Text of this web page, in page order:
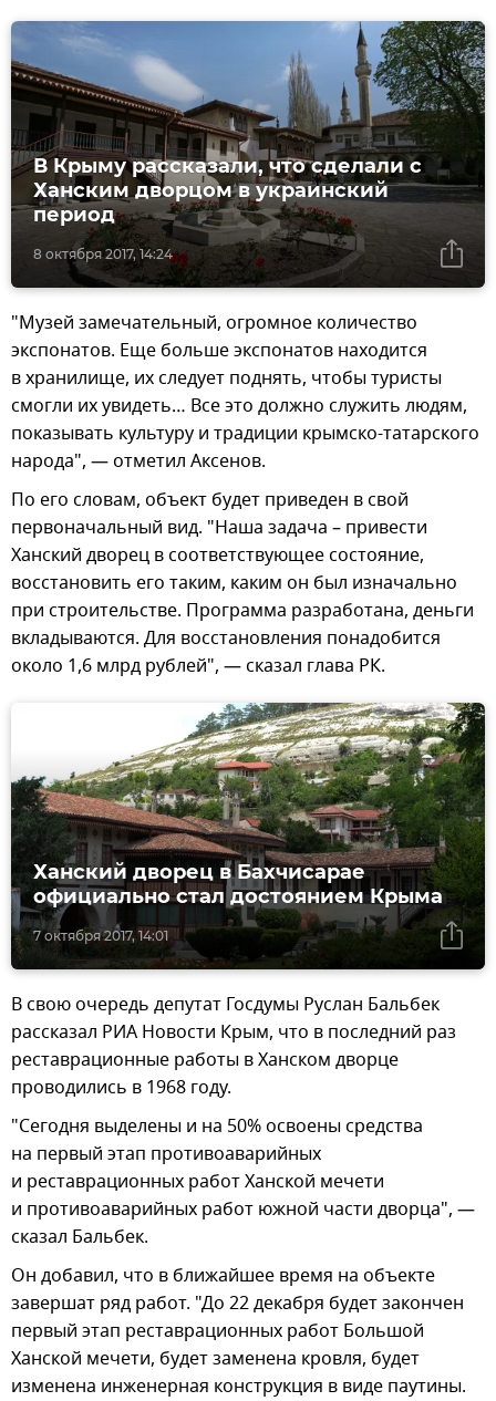
8 октября 2017, 14:24
В Крыму рассказали, что сделали с
Ханским дворцом в украинский
период
"Музей замечательный, огромное количество
экспонатов. Еще больше экспонатов находится
в хранилище, их следует поднять, чтобы туристы
смогли их увидеть… Все это должно служить людям,
показывать культуру и традиции крымско-татарского
народа", — отметил Аксенов.
По его словам, объект будет приведен в свой
первоначальный вид. "Наша задача – привести
Ханский дворец в соответствующее состояние,
восстановить его таким, каким он был изначально
при строительстве. Программа разработана, деньги
вкладываются. Для восстановления понадобится
около 1,6 млрд рублей", — сказал глава РК.
7 октября 2017, 14:01
Ханский дворец в Бахчисарае
официально стал достоянием Крыма
В свою очередь депутат Госдумы Руслан Бальбек
рассказал РИА Новости Крым, что в последний раз
реставрационные работы в Ханском дворце
проводились в 1968 году.
"Сегодня выделены и на 50% освоены средства
на первый этап противоаварийных
и реставрационных работ Ханской мечети
и противоаварийных работ южной части дворца", —
сказал Бальбек.
Он добавил, что в ближайшее время на объекте
завершат ряд работ. "До 22 декабря будет закончен
первый этап реставрационных работ Большой
Ханской мечети, будет заменена кровля, будет
изменена инженерная конструкция в виде паутины.